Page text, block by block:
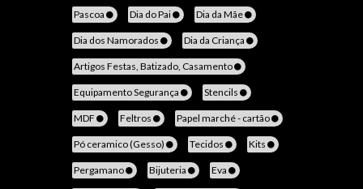
Pascoa Dia do Pai Dia da Mãe
Dia dos Namorados Dia da Criança
Artigos Festas, Batizado, Casamento
Equipamento Segurança Stencils
MDF Feltros Papel marché - cartão
Pó ceramico (Gesso) Tecidos Kits
Pergamano Bijuteria Eva